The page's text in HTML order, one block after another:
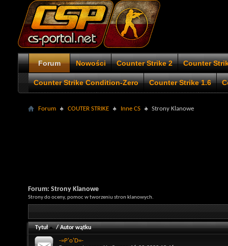
Forum Nowości Counter Strike 2 Counter
Counter Strike Condition-Zero Counter Strike 1.6
Forum COUTER STRIKE Inne CS Strony Klanowe
Forum: Strony Klanowe
Strony do oceny, pomoc w tworzeniu stron klanowych.
Tytuł /Autor wątku
-=P'o'D=-